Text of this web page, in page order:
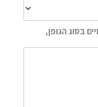
בסוג הגופן,